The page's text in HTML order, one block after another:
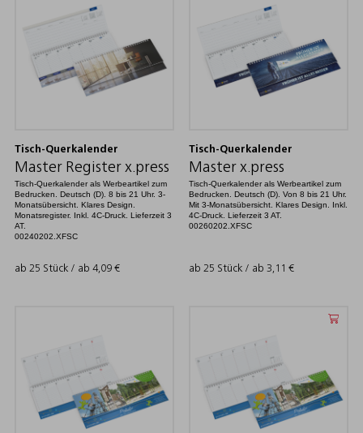
Tisch-Querkalender
Master Register x.press
Tisch-Querkalender als Werbeartikel zum
Bedrucken. Deutsch (D). 8 bis 21 Uhr. 3-
Monatsübersicht. Klares Design.
Monatsregister. Inkl. 4C-Druck. Lieferzeit 3
AT.
00240202.XFSC
ab 25 Stück / ab 4,09 €
Tisch-Querkalender
Master x.press
Tisch-Querkalender als Werbeartikel zum
Bedrucken. Deutsch (D). Von 8 bis 21 Uhr.
Mit 3-Monatsübersicht. Klares Design. Inkl.
4C-Druck. Lieferzeit 3 AT.
00260202.XFSC
ab 25 Stück / ab 3,11 €